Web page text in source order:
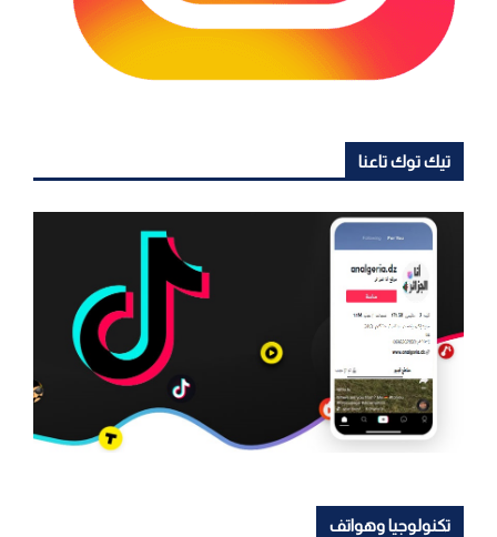
تيك توك تاعنا
تكنولوجيا وهواتف